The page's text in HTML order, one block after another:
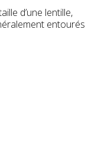
d’une lentille,
entourés